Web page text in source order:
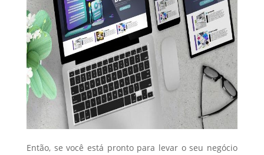
Então, se você está pronto para levar o seu negócio